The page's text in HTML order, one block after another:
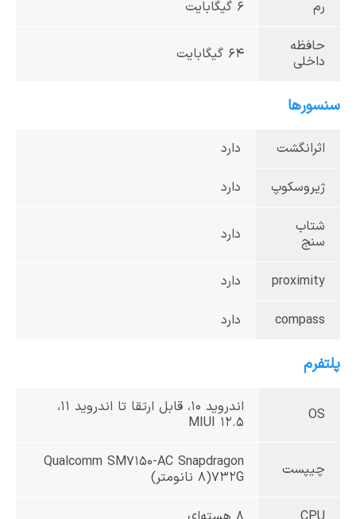
رم 6 گیگا‌بایت
حافظه
داخلی
64 گیگا‌بایت
سنسورها
اثرانگشت دارد
ژیروسکوپ دارد
شتاب
سنج
دارد
proximity دارد
compass دارد
پلتفرم
OS
اندروید 10، قابل ارتقا تا اندروید 11،
MIUI 12.5
چیپست
Qualcomm SM7150-AC Snapdragon
732G(8 نانومتر)